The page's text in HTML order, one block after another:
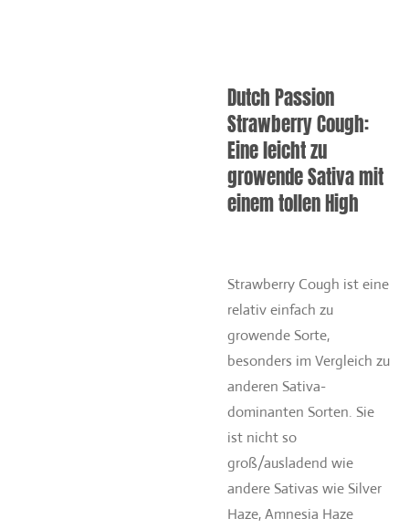
Dutch Passion
Strawberry Cough:
Eine leicht zu
growende Sativa mit
einem tollen High
Strawberry Cough ist eine
relativ einfach zu
growende Sorte,
besonders im Vergleich zu
anderen Sativa-
dominanten Sorten. Sie
ist nicht so
groß/ausladend wie
andere Sativas wie Silver
Haze, Amnesia Haze